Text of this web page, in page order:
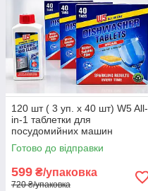
120 шт ( 3 уп. х 40 шт) W5 All-
in-1 таблетки для
посудомийних машин
Готово до відправки
599 ₴/упаковка
720 ₴/упаковка